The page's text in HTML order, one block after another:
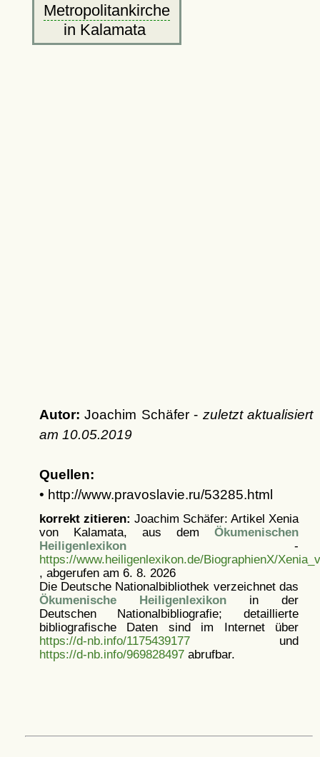
Metropolitankirche
in Kalamata
Autor: Joachim Schäfer - zuletzt aktualisiert
am 10.05.2019
Quellen:
• http://www.pravoslavie.ru/53285.html
korrekt zitieren: Joachim Schäfer: Artikel Xenia
von Kalamata, aus dem Ökumenischen
Heiligenlexikon-
https://www.heiligenlexikon.de/BiographienX/
, abgerufen am 6. 8. 2026
Die Deutsche Nationalbibliothek verzeichnet das
Ökumenische Heiligenlexikonin der
Deutschen Nationalbibliografie; detaillierte
bibliografische Daten sind im Internet über
https://d-nb.info/1175439177und
https://d-nb.info/969828497abrufbar.